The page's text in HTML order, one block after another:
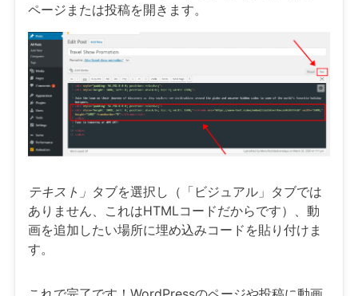
ページまたは投稿を開きます。
テキスト」 タブを選択し（「ビジュアル」タブでは
ありません、これはHTMLコードだからです）、動
画を追加したい場所に埋め込みコードを貼り付けま
す。